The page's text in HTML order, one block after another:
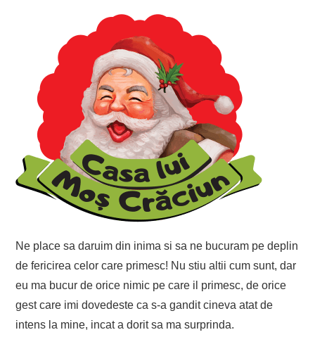
Ne place sa daruim din inima si sa ne bucuram pe deplin
de fericirea celor care primesc! Nu stiu altii cum sunt, dar
eu ma bucur de orice nimic pe care il primesc, de orice
gest care imi dovedeste ca s-a gandit cineva atat de
intens la mine, incat a dorit sa ma surprinda.